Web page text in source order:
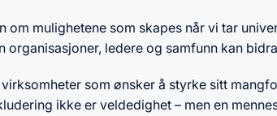
om mulighetene som skapes når vi tar
ledere og samfunn kan
som ønsker å styrke sitt
ikke er veldedighet – men en